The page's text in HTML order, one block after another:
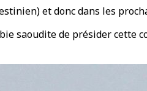
et donc dans les
saoudite de présider